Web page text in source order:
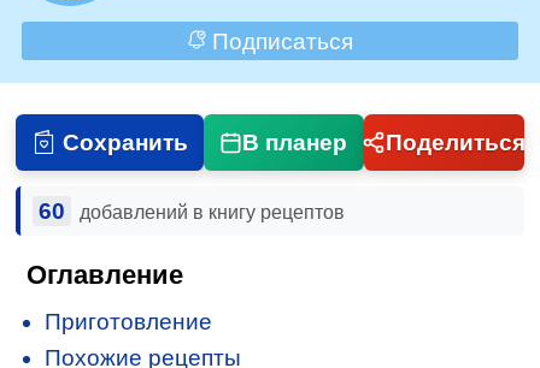
Подписаться
Сохранить В планер Поделиться
60 добавлений в книгу рецептов
Оглавление
Приготовление
Похожие рецепты